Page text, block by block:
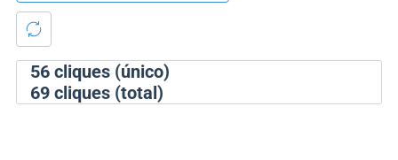
56cliques (único)
69cliques (total)